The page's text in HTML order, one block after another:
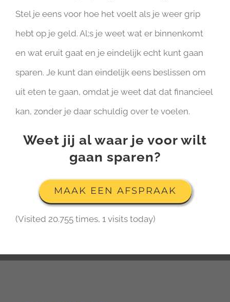
Stel je eens voor hoe het voelt als je weer grip
hebt op je geld. Al;s je weet wat er binnenkomt
en wat eruit gaat en je eindelijk echt kunt gaan
sparen. Je kunt dan eindelijk eens beslissen om
uit eten te gaan, omdat je weet dat dat financieel
kan, zonder je daar schuldig over te voelen.
Weet jij al waar je voor wilt
gaan sparen?
MAAK EEN AFSPRAAK
(Visited 20.755 times, 1 visits today)